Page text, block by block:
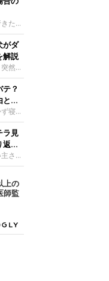
も何
い主
犬が
見極
いぬ
生に
気持
犬が
感情
えら
たが
散歩
うと
もい
たい
うな
か？
合の
相談
夏に
ぬの
犬と
注意
がダ
解説
然部
子に
きに
主さ
ずな
える
、犬
つい
りさ
のは
しも
す。
？
対
寝て
ん
てい
じる
で
必要
？
につ
口み
活
稿写
減る
理由
ラ見
る
さん
たり
れ
」
なる
きな
、ど
。今
する
、対
もち
し
上の
師監